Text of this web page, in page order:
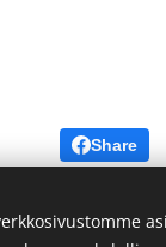
Share